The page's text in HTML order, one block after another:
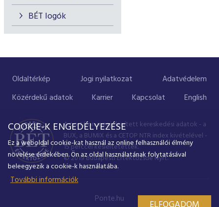
BÉT logók
Oldaltérkép Jogi nyilatkozat
Adatvédelem
Közérdekű adatok
Karrier Kapcsolat English
A portálon megjelenített kereskedési adatok - a
BUX, a BUMIX és a CETOP NTR index kivételével -
15 perccel késleltetettek.
© 2019 Budapesti Értéktőzsde Nyrt.
Ponte.hu
COOKIE-K ENGEDÉLYEZÉSE
Ez a weboldal cookie-kat használ az online felhasználói élmény
növelése érdekében. Ön az oldal használatának folytatásával
beleegyezik a cookie-k használatába.
További információk